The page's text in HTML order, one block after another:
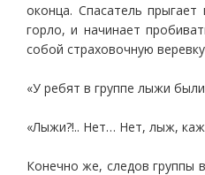
оконца. Спасатель
горло, и начинает
собой страховочную
«У ребят в группе лыжи
«Лыжи?!.. Нет… Нет, лыж,
Конечно же, следов группы